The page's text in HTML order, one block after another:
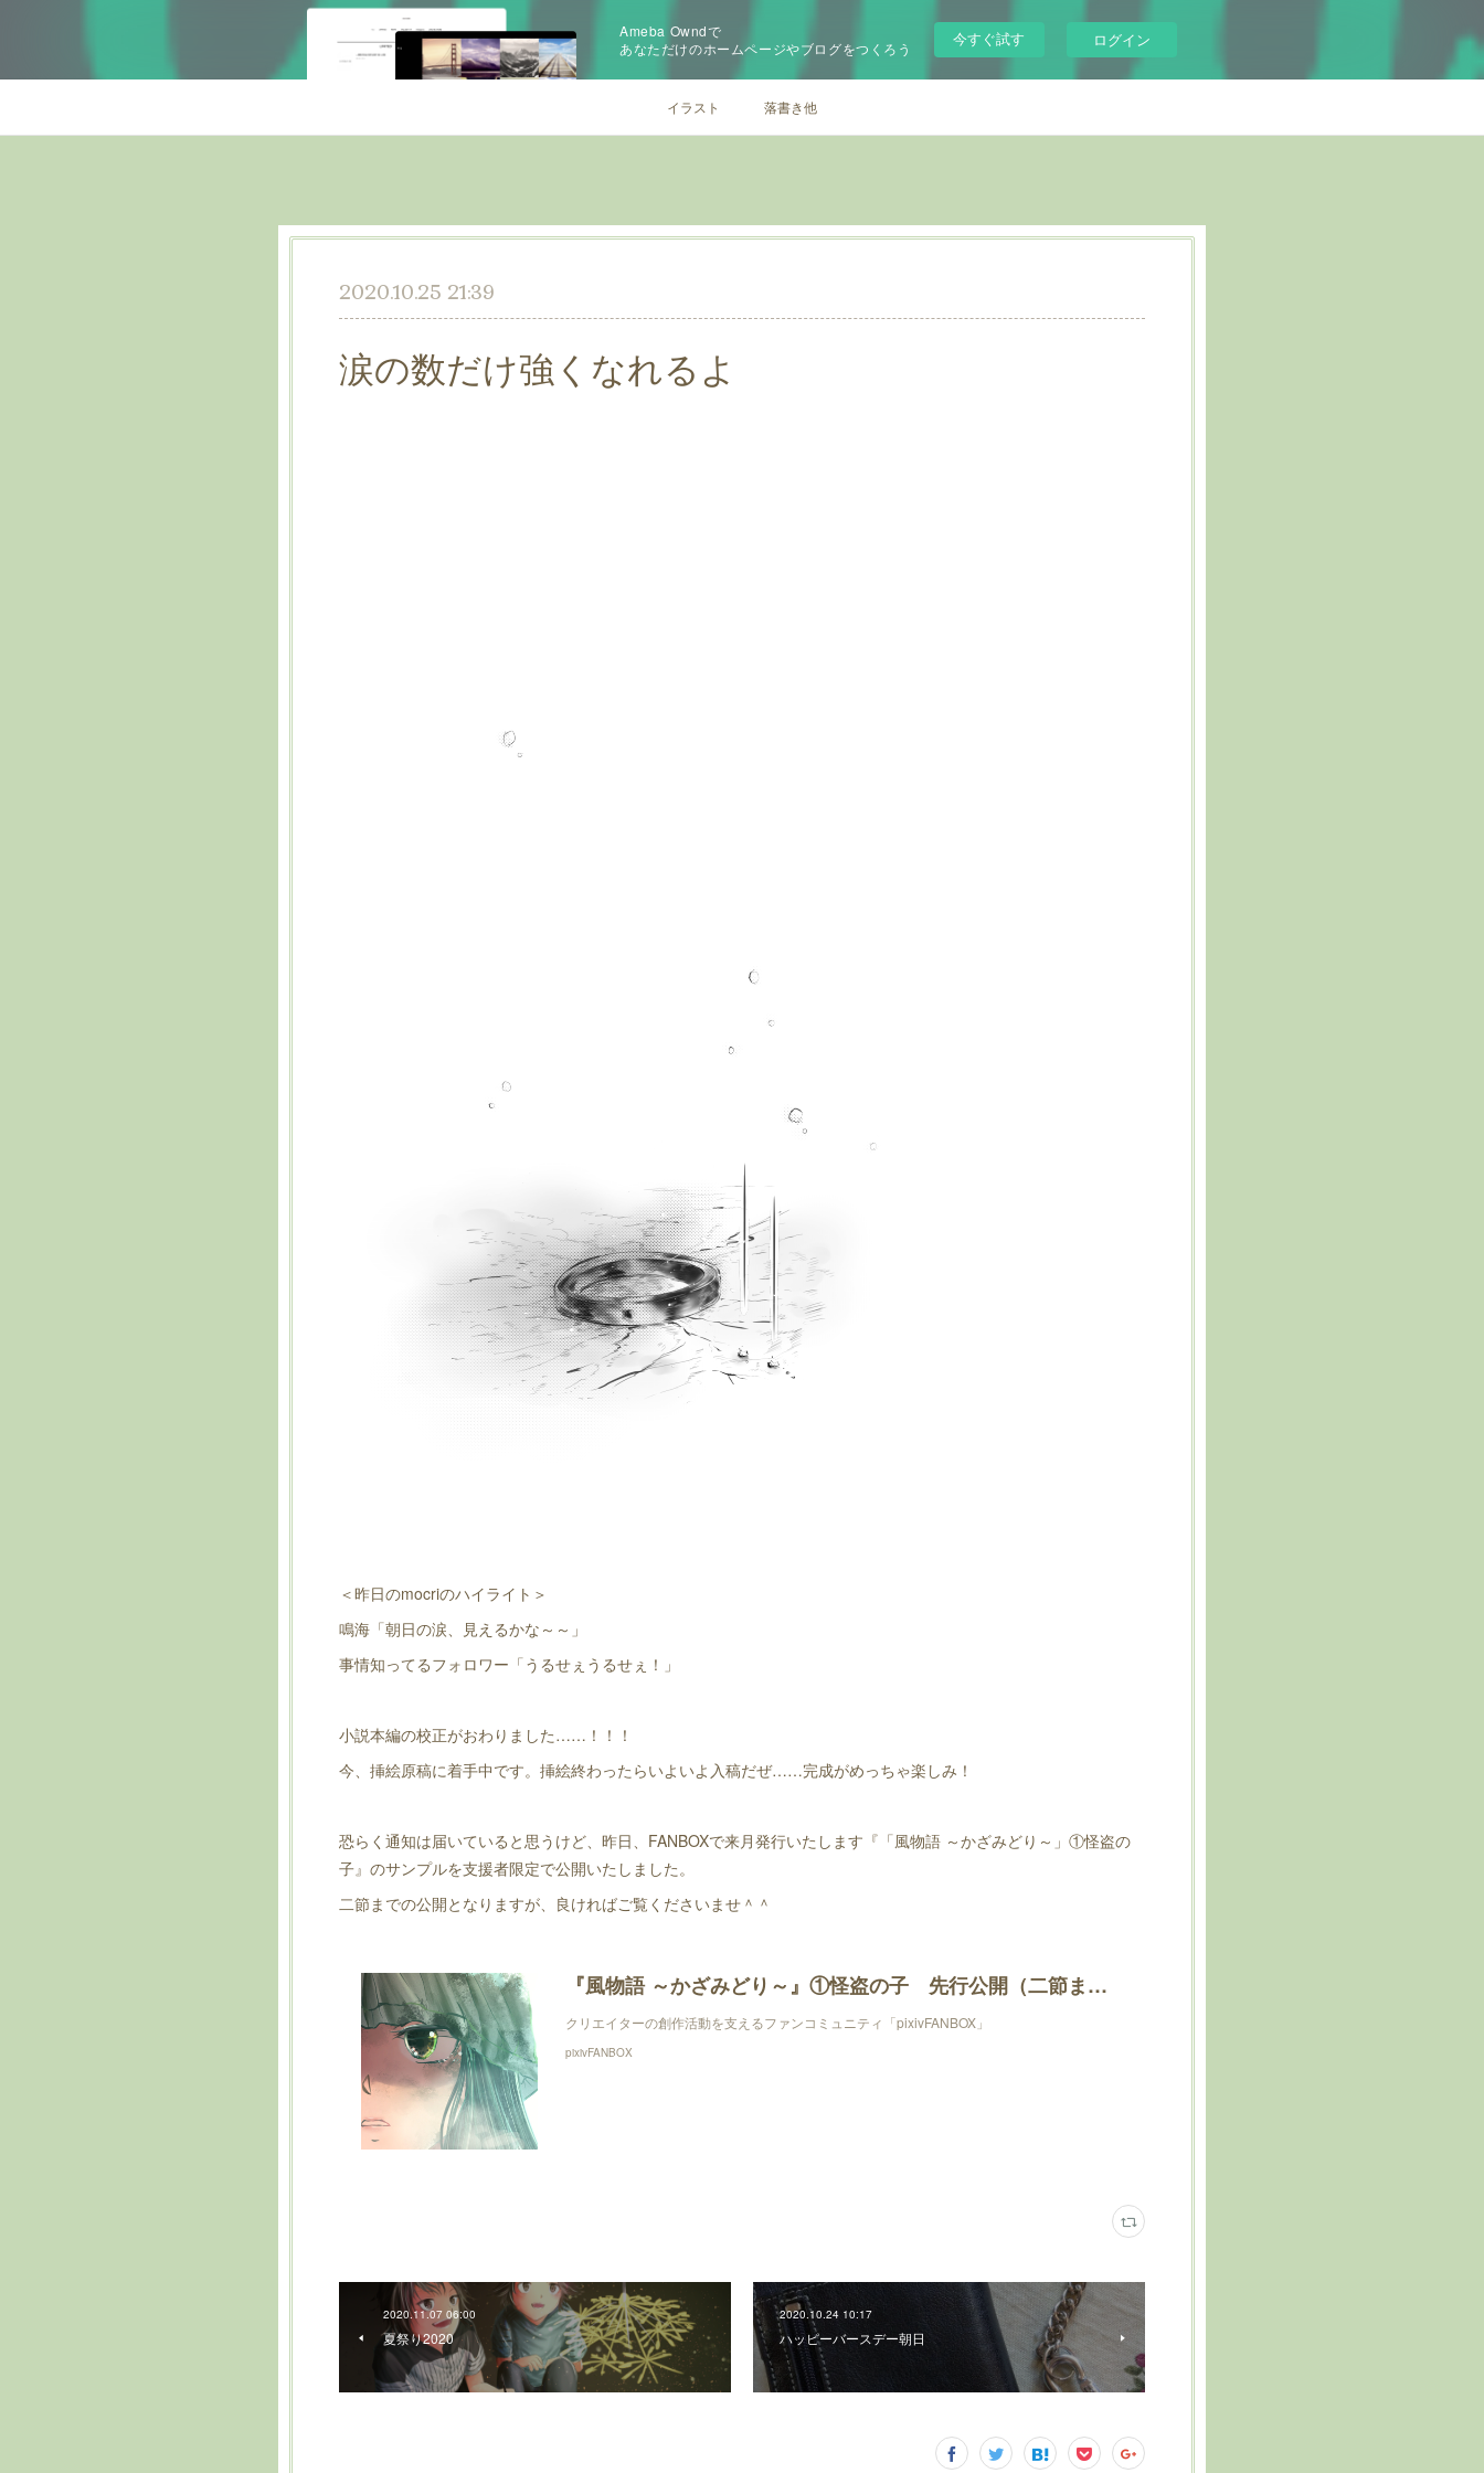
Ameba Owndで
あなただけのホームページやブログをつくろう
今すぐ試す ログイン
イラスト 落書き他
2020.10.25 21:39
涙の数だけ強くなれるよ
＜昨日のmocriのハイライト＞
鳴海「朝日の涙、見えるかな～～」
事情知ってるフォロワー「うるせぇうるせぇ！」
小説本編の校正がおわりました……！！！
今、挿絵原稿に着手中です。挿絵終わったらいよいよ入稿だぜ……完成がめっちゃ楽しみ！
恐らく通知は届いていると思うけど、昨日、FANBOXで来月発行いたします『「風物語 ～かざみどり～」①怪盗の
子』のサンプルを支援者限定で公開いたしました。
二節までの公開となりますが、良ければご覧くださいませ＾＾
『風物語 ～かざみどり～』①怪盗の子 先行公開（二節まで）｜鳴海穗｜pixivFANBOX
クリエイターの創作活動を支えるファンコミュニティ「pixivFANBOX」
pixivFANBOX
2020.11.07 06:00
夏祭り2020
2020.10.24 10:17
ハッピーバースデー朝日